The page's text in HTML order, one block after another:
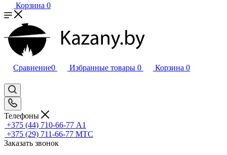
Корзина 0
Сравнение0 Избранные товары 0 Корзина 0
Телефоны
+375 (44) 710-66-77 А1
+375 (29) 711-66-77 МТС
Заказать звонок